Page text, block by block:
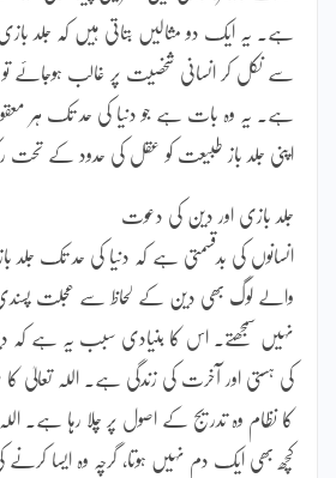
ہے۔ یہ ایک دو مثالیں بتاتی ہیں کہ جلد
سے نکل کر انسانی شخصیت پر غالب ہوجائے
ہے۔ یہ وہ بات ہے جو دنیا کی حد تک ہر
اپنی جلد باز طبیعت کو عقل کی حدود کے تحت
جلد بازی اور دین کی دعوت
انسانوں کی بدقسمتی ہے کہ دنیا کی حد تک جلد
والے لوگ بھی دین کے لحاظ سے عجلت پسندی
نہیں سمجھتے۔ اس کا بنیادی سبب یہ ہے کہ
کی ہستی اور آخرت کی زندگی ہے۔ اللہ تعالیٰ کا
کا نظام وہ تدریج کے اصول پر چلا رہا ہے۔ اللہ
کچھ بھی ایک دم نہیں ہوتا، گرچہ وہ ایسا